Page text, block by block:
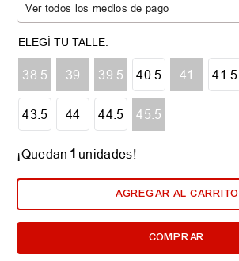
Ver todos los medios de pago
38.5 39 39.5 40.5 41 41.5
43.5 44 44.5 45.5
¡Quedan 1 unidades!
AGREGAR AL CARRITO
COMPRAR